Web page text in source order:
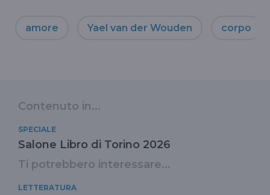
amore Yael van der Wouden corpo
Contenuto in...
SPECIALE
Salone Libro di Torino 2026
Ti potrebbero interessare...
LETTERATURA